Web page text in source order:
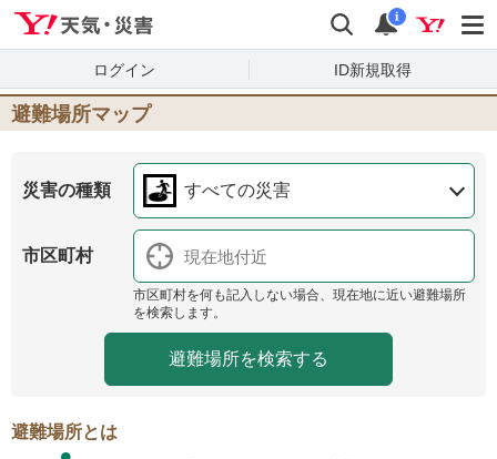
検索 通知
i
ログイン ID新規取得
避難場所マップ
災害の種類 すべての災害
市区町村
市区町村を何も記入しない場合、現在地に近い避難場所
を検索します。
避難場所とは